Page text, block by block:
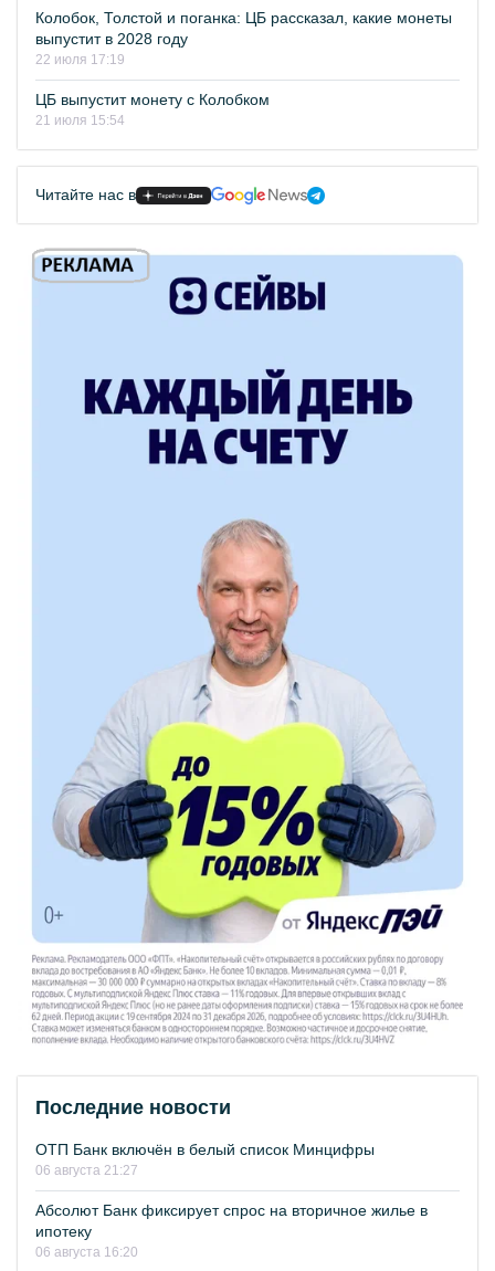
Колобок, Толстой и поганка: ЦБ рассказал, какие монеты
выпустит в 2028 году
22 июля 17:19
ЦБ выпустит монету с Колобком
21 июля 15:54
Читайте нас в
Последние новости
ОТП Банк включён в белый список Минцифры
06 августа 21:27
Абсолют Банк фиксирует спрос на вторичное жилье в
ипотеку
06 августа 16:20